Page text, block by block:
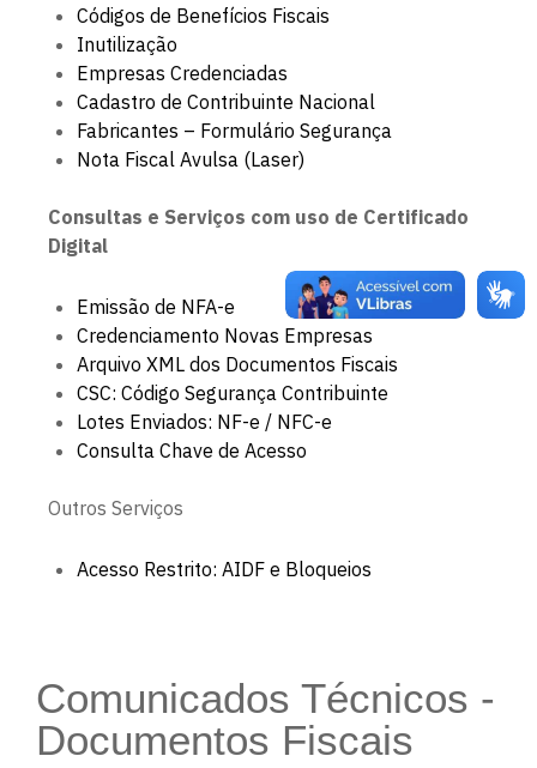
Códigos de Benefícios Fiscais
Inutilização
Empresas Credenciadas
Cadastro de Contribuinte Nacional
Fabricantes – Formulário Segurança
Nota Fiscal Avulsa (Laser)
Consultas e Serviços com uso de Certificado
Digital
Emissão de NFA-e
Credenciamento Novas Empresas
Arquivo XML dos Documentos Fiscais
CSC: Código Segurança Contribuinte
Lotes Enviados: NF-e / NFC-e
Consulta Chave de Acesso
Outros Serviços
Acesso Restrito: AIDF e Bloqueios
Comunicados Técnicos -
Documentos Fiscais